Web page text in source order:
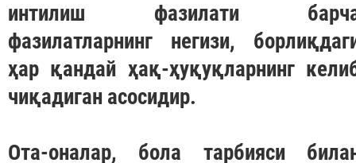
интилиш фазилати
фазилатларнинг негизи,
ҳар қандай ҳақ-ҳуқуқларнинг
чиқадиган асосидир.
Ота-оналар, бола тарбияси